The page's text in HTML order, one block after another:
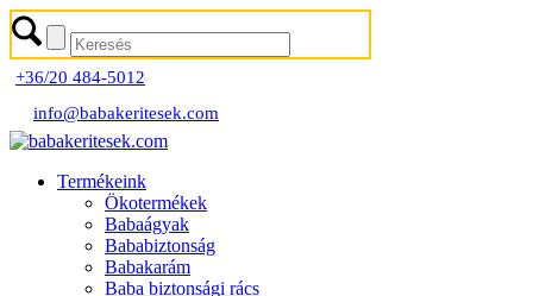
+36/20 484-5012
info@babakeritesek.com
Termékeink
Ökotermékek
Babaágyak
Bababiztonság
Babakarám
Baba biztonsági rács